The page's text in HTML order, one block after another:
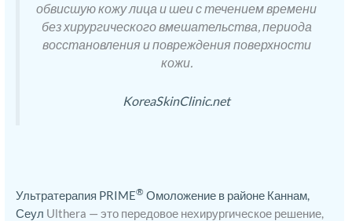
обвисшую кожу лица и шеи с течением времени
без хирургического вмешательства, периода
восстановления и повреждения поверхности
кожи.
KoreaSkinClinic.net
Ультратерапия PRIME® Омоложение в районе Каннам,
Сеул Ulthera — это передовое нехирургическое решение,